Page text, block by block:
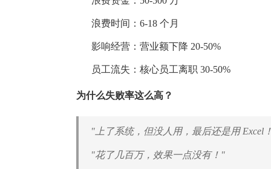
浪费时间：6-18 个月
影响经营：营业额下降 20-50%
员工流失：核心员工离职 30-50%
为什么失败率这么高？
"上了系统，但没人用，最后还是用 Excel
"花了几百万，效果一点没有！"